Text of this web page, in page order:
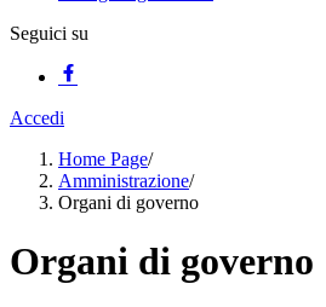
Seguici su
Accedi
Home Page/
Amministrazione/
Organi di governo
Organi di governo